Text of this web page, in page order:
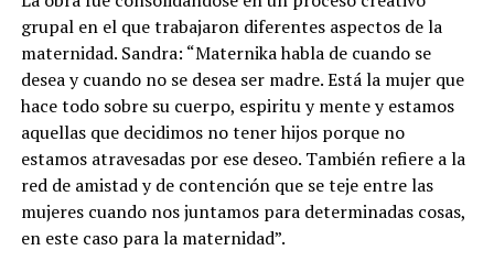
grupal en el que trabajaron diferentes aspectos de la
maternidad. Sandra: “Maternika habla de cuando se
desea y cuando no se desea ser madre. Está la mujer que
hace todo sobre su cuerpo, espiritu y mente y estamos
aquellas que decidimos no tener hijos porque no
estamos atravesadas por ese deseo. También refiere a la
red de amistad y de contención que se teje entre las
mujeres cuando nos juntamos para determinadas cosas,
en este caso para la maternidad”.